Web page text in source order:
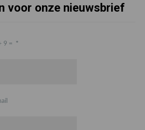
voor onze nieuwsbrief
9 = *